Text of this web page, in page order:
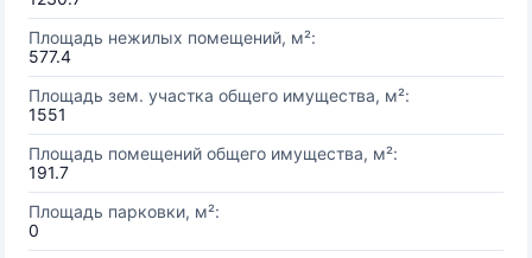
Площадь нежилых помещений, м²:
577.4
Площадь зем. участка общего имущества, м²:
1551
Площадь помещений общего имущества, м²:
191.7
Площадь парковки, м²:
0